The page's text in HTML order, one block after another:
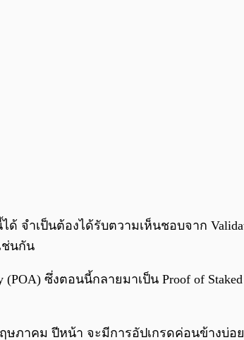
ด้ จำเป็นต้องได้รับตวามเห็นชอบจาก
ช่นกัน
(POA) ซึ่งตอนนี้กลายมาเป็น Proof of
ฤษภาคม ปีหน้า จะมีการอัปเกรดค่อนข้างบ่